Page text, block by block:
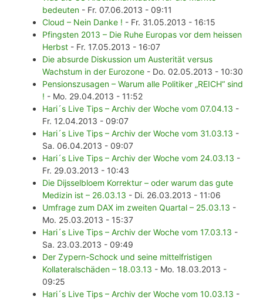
bedeuten - Fr. 07.06.2013 - 09:11
Cloud – Nein Danke ! - Fr. 31.05.2013 - 16:15
Pfingsten 2013 – Die Ruhe Europas vor dem heissen
Herbst - Fr. 17.05.2013 - 16:07
Die absurde Diskussion um Austerität versus
Wachstum in der Eurozone - Do. 02.05.2013 - 10:30
Pensionszusagen – Warum alle Politiker „REICH“ sind
! - Mo. 29.04.2013 - 11:52
Hari´s Live Tips – Archiv der Woche vom 07.04.13 -
Fr. 12.04.2013 - 09:07
Hari´s Live Tips – Archiv der Woche vom 31.03.13 -
Sa. 06.04.2013 - 09:07
Hari´s Live Tips – Archiv der Woche vom 24.03.13 -
Fr. 29.03.2013 - 10:43
Die Dijsselbloem Korrektur – oder warum das gute
Medizin ist – 26.03.13 - Di. 26.03.2013 - 11:06
Umfrage zum DAX im zweiten Quartal – 25.03.13 -
Mo. 25.03.2013 - 15:37
Hari´s Live Tips – Archiv der Woche vom 17.03.13 -
Sa. 23.03.2013 - 09:49
Der Zypern-Schock und seine mittelfristigen
Kollateralschäden – 18.03.13 - Mo. 18.03.2013 -
09:25
Hari´s Live Tips – Archiv der Woche vom 10.03.13 -